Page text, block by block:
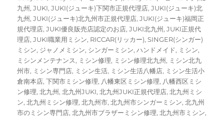
九州,JUKI,JUKI(ジューキ)下関市正規代理店,JUKI(ジューキ)北
九州,JUKI(ジューキ)北九州市正規代理店,JUKI(ジューキ)福岡正
規代理店,JUKI優良販売店認定のお店,JUKI北九州,JUKI正規代
理店,JUKI職業用ミシン, RICCAR(リッカー),SINGER(シンガー)
ミシン, ジャノメミシン, シンガーミシン,ハンドメイド, ミシン,
ミシンメンテナンス, ミシン修理, ミシン修理北九州, ミシン北九
州市, ミシン専門店, ミシン生活, ミシン生活八幡店, ミシン生活小
倉南本店,下関市ミシン修理, 八幡東区ミシン修理, 八幡西区ミシ
ン修理,北九州,北九州JUKI,北九州JUKI正規代理店,北九州ミシ
ン,北九州ミシン修理,北九州市,北九州市シンガーミシン,北九州
市のミシン専門店,北九州市ブラザーミシン修理,北九州市ミシン,